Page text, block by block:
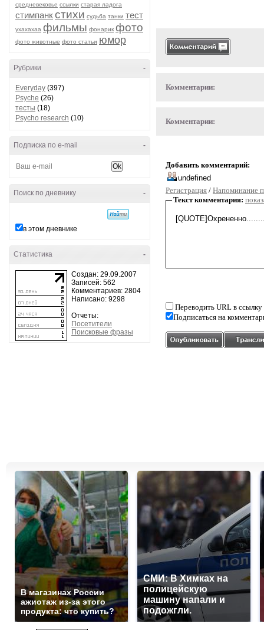
средневековье ссылки старая ладога
стимпанкстихи судьба танки тест
ухахахаа фильмы фонарик фото
фото животные фото статьи юмор
-
Рубрики
Everyday (397)
Psyche (26)
тесты (18)
Psycho research (10)
-
Подписка по e-mail
-
Поиск по дневнику
в этом дневнике
-
Статистика
Создан: 29.09.2007
Записей: 562
Комментариев: 2804
Написано: 9298
Отчеты:
Посетители
Поисковые фразы
Комментарии:
Комментарии:
Добавить комментарий:
Регистрация / Напоминание
Текст комментария:
Переводить URL в ссылку
Подписаться на
В магазинах России
ажиотаж из-за этого
продукта: что купить?
СМИ: В Химках на
полицейскую
машину напали и
подожгли.